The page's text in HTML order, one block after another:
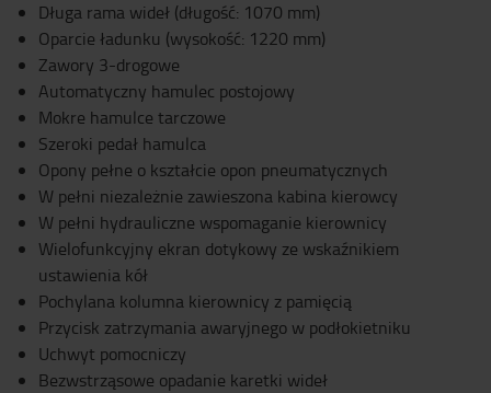
Długa rama wideł (długość: 1070 mm)
Oparcie ładunku (wysokość: 1220 mm)
Zawory 3-drogowe
Automatyczny hamulec postojowy
Mokre hamulce tarczowe
Szeroki pedał hamulca
Opony pełne o kształcie opon pneumatycznych
W pełni niezależnie zawieszona kabina kierowcy
W pełni hydrauliczne wspomaganie kierownicy
Wielofunkcyjny ekran dotykowy ze wskaźnikiem
ustawienia kół
Pochylana kolumna kierownicy z pamięcią
Przycisk zatrzymania awaryjnego w podłokietniku
Uchwyt pomocniczy
Bezwstrząsowe opadanie karetki wideł